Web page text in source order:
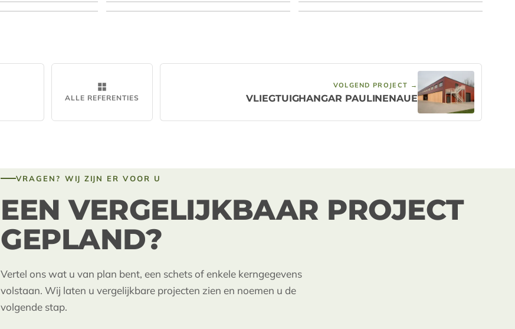
ALLE REFERENTIES
VOLGEND PROJECT →
VLIEGTUIGHANGAR PAULINENAUE
VRAGEN? WIJ ZIJN ER VOOR U
EEN VERGELIJKBAAR PROJECT
GEPLAND?
Vertel ons wat u van plan bent, een schets of enkele kerngegevens
volstaan. Wij laten u vergelijkbare projecten zien en noemen u de
volgende stap.